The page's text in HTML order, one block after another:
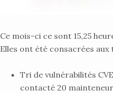
Ce mois-ci ce sont 15,25
Elles ont été consacrées aux
Tri de vulnérabilités CVE
contacté 20